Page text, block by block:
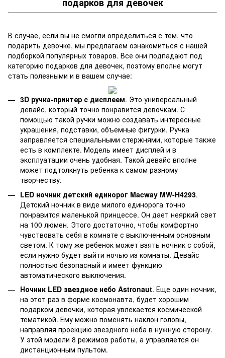
В случае, если вы не смогли определиться с тем, что
подарить девочке, мы предлагаем ознакомиться с нашей
подборкой популярных товаров. Все они подпадают под
категорию подарков для девочек, поэтому вполне могут
стать полезными и в вашем случае:
3D ручка-принтер с дисплеем. Это универсальный
девайс, который точно понравится девочкам. С
помощью такой ручки можно создавать интересные
украшения, подставки, объемные фигурки. Ручка
заправляется специальными стержнями, которые также
есть в комплекте. Модель имеет дисплей и в
эксплуатации очень удобная. Такой девайс вполне
может подтолкнуть ребенка к самом разному
творчеству.
LED ночник детский единорог Macway MW-H4293.
Детский ночник в виде милого единорога точно
понравится маленькой принцессе. Он дает неяркий свет
на 100 люмен. Этого достаточно, чтобы комфортно
чувствовать себя в комнате с выключенным основным
светом. К тому же ребенок может взять ночник с собой,
если нужно будет выйти ночью из комнаты. Девайс
полностью безопасный и имеет функцию
автоматического выключения.
Ночник LED звездное небо Astronaut. Еще один ночник,
на этот раз в форме космонавта, будет хорошим
подарком девочки, которая увлекается космической
тематикой. Ему можно поменять наклон головы,
направляя проекцию звездного неба в нужную сторону.
У этой модели 8 режимов работы, а управляется он
дистанционным пультом.